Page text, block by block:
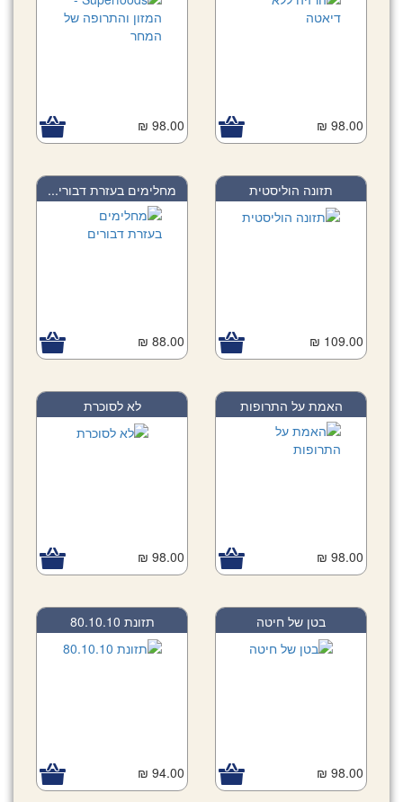
98.00 ₪
98.00 ₪
תזונה הוליסטית
109.00 ₪
מחלימים בעזרת דבורי...
88.00 ₪
האמת על התרופות
98.00 ₪
לא לסוכרת
98.00 ₪
בטן של חיטה
98.00 ₪
תזונת 80.10.10
94.00 ₪